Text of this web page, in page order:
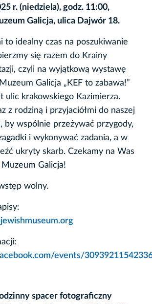
r. (niedziela), godz. 11:00,
Galicja, ulica Dajwór 18.
to idealny czas na poszukiwanie
się razem do Krainy
czyli na wyjątkową wystawę
Galicja „KEF to zabawa!”
ulic krakowskiego Kazimierza.
z rodziną i przyjaciółmi do naszej
by wspólnie przeżywać przygody,
i wykonywać zadania, a w
ukryty skarb. Czekamy na Was
Galicja!
wolny.
events/
spacer fotograficzny